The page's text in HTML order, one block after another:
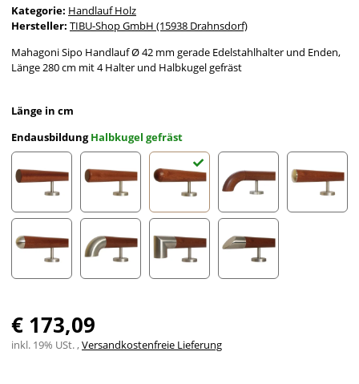
Kategorie: Handlauf Holz
Hersteller: TIBU-Shop GmbH (15938 Drahnsdorf)
Mahagoni Sipo Handlauf Ø 42 mm gerade Edelstahlhalter und Enden,
Länge 280 cm mit 4 Halter und Halbkugel gefräst
Länge in cm
EndausbildungHalbkugel gefräst
gefast Radius gefrästHalbkugel gefrästHolzkrümmling
€ 173,09
inkl. 19% USt. ,Versandkostenfreie Lieferung